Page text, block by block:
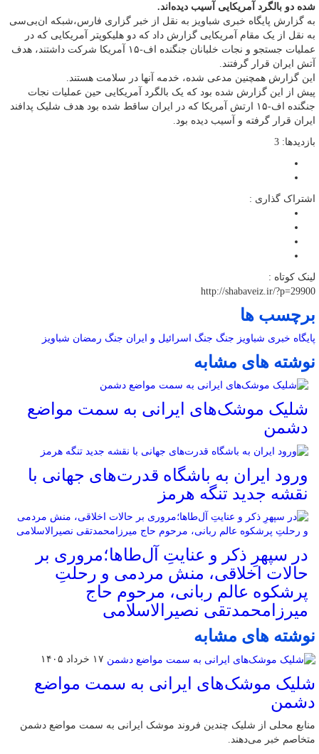
شده دو بالگرد آمریکایی آسیب دیده‌اند.
به گزارش پایگاه خبری شباویز به نقل از خبر گزاری فارس،شبکه ان‌بی‌سی
به نقل از یک مقام آمریکایی گزارش داد که دو هلیکوپتر آمریکایی که در
عملیات جستجو و نجات خلبانان جنگنده اف-۱۵ آمریکا شرکت داشتند، هدف
آتش‌ ایران قرار گرفتند.
این گزارش همچنین مدعی شده، خدمه آنها در سلامت هستند.
پیش از این گزارش شده بود که یک بالگرد آمریکایی حین عملیات نجات
جنگنده اف-۱۵ ارتش آمریکا که در ایران ساقط شده بود هدف شلیک پدافند
ایران قرار گرفته و آسیب دیده بود.
بازدیدها: 3
اشتراک گذاری :
لینک کوتاه :
http://shabaveiz.ir/?p=29900
برچسب ها
پایگاه خبری شباویز جنگ جنگ اسرائیل و ایران جنگ رمضان شباویز
نوشته های مشابه
شلیک موشک‌های ایرانی به سمت مواضع
دشمن
ورود ایران به باشگاه قدرت‌های جهانی با
نقشه جدید تنگه هرمز
در سپهرِ ذکر و عنایتِ آل‌طاها؛مروری بر
حالات اخلاقی، منش مردمی و رحلتِ
پرشکوه عالم ربانی، مرحوم حاج
میرزامحمدتقی نصیرالاسلامی
نوشته های مشابه
۱۷ خرداد ۱۴۰۵
شلیک موشک‌های ایرانی به سمت مواضع
دشمن
منابع محلی از شلیک چندین فروند موشک ایرانی به سمت مواضع دشمن
متخاصم خبر می‌دهند.